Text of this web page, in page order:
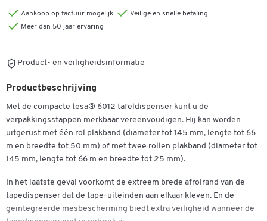
Aankoop op factuur mogelijk
Veilige en snelle betaling
Meer dan 50 jaar ervaring
Product- en veiligheidsinformatie
Productbeschrijving
Met de compacte tesa® 6012 tafeldispenser kunt u de
verpakkingsstappen merkbaar vereenvoudigen. Hij kan worden
uitgerust met één rol plakband (diameter tot 145 mm, lengte tot 66
m en breedte tot 50 mm) of met twee rollen plakband (diameter tot
145 mm, lengte tot 66 m en breedte tot 25 mm).
In het laatste geval voorkomt de extreem brede afrolrand van de
tapedispenser dat de tape-uiteinden aan elkaar kleven. En de
geïntegreerde mesbescherming biedt extra veiligheid wanneer de